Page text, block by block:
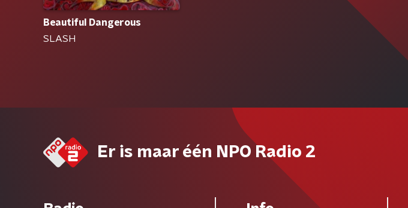
Beautiful Dangerous
SLASH
Er is maar één NPO Radio 2